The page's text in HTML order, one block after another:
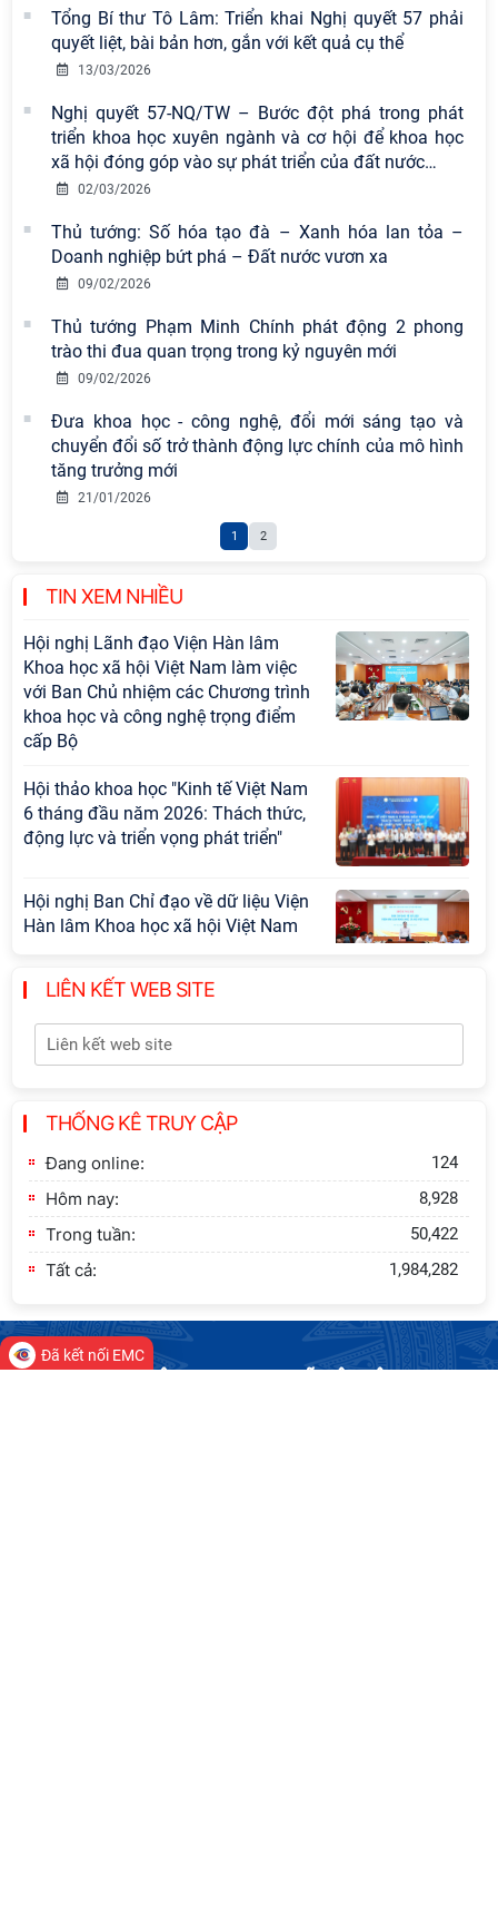
Tổng Bí thư Tô Lâm: Triển khai Nghị quyết 57 phải
quyết liệt, bài bản hơn, gắn với kết quả cụ thể
13/03/2026
Nghị quyết 57-NQ/TW – Bước đột phá trong phát
triển khoa học xuyên ngành và cơ hội để khoa học
xã hội đóng góp vào sự phát triển của đất nước…
02/03/2026
Thủ tướng: Số hóa tạo đà – Xanh hóa lan tỏa –
Doanh nghiệp bứt phá – Đất nước vươn xa
09/02/2026
Thủ tướng Phạm Minh Chính phát động 2 phong
trào thi đua quan trọng trong kỷ nguyên mới
09/02/2026
Đưa khoa học - công nghệ, đổi mới sáng tạo và
chuyển đổi số trở thành động lực chính của mô hình
tăng trưởng mới
21/01/2026
1 2
TIN XEM NHIỀU
nền tảng tư tưởng của Đảng năm
2026
chuyên đề: Đẩy mạnh học tập, thực
hành tư tưởng, đạo đức, phương
pháp, phong cách Hồ Chí Minh trong
giai đoạn phát triển mới
Đảng ủy Viện Hàn lâm Khoa học xã
hội Việt Nam sơ kết công tác 6 tháng
đầu năm và triển khai nhiệm vụ
Hội thảo khoa học quốc tế “Không
gian phát triển Việt Nam trong kỷ
và lựa chọn chính sách” sẽ diễn ra
vào thứ ba, ngày 28/7/2026
Tọa đàm Giao lưu chuyên đề về
những kinh nghiệm quan trọng của
Đảng Cộng sản Trung Quốc và Đảng
sự nghiệp xây dựng chủ nghĩa xã hội
Hội nghị Lãnh đạo Viện Hàn lâm
Khoa học xã hội Việt Nam làm việc
với Ban Chủ nhiệm các Chương trình
khoa học và công nghệ trọng điểm
cấp Bộ
Hội thảo khoa học "Kinh tế Việt Nam
6 tháng đầu năm 2026: Thách thức,
động lực và triển vọng phát triển"
Hội nghị Ban Chỉ đạo về dữ liệu Viện
Hàn lâm Khoa học xã hội Việt Nam
triển Việt Nam trong kỷ nguyên mới:
Định hướng chiến lược và lựa chọn
Khai quật công trường khai thác đá
xây dựng Thành Nhà Hồ ở núi An
Tôn
LIÊN KẾT WEB SITE
THỐNG KÊ TRUY CẬP
Đang online: 124
Hôm nay: 8,928
Trong tuần: 50,422
Tất cả: 1,984,282
Đã kết nối EMC